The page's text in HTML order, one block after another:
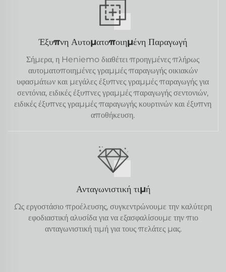
Έξυπνη Αυτοματοποιημένη Παραγωγή
Σήμερα, η Heniemo διαθέτει προηγμένες πλήρως
αυτοματοποιημένες γραμμές παραγωγής οικιακών
υφασμάτων και μεγάλες έξυπνες γραμμές παραγωγής για
σεντόνια, ειδικές έξυπνες γραμμές παραγωγής σεντονιών,
ειδικές έξυπνες γραμμές παραγωγής κουρτινών και έξυπνη
αποθήκευση.
Ανταγωνιστική τιμή
Ως εργοστάσιο προέλευσης, συγκεντρώνουμε την καλύτερη
εφοδιαστική αλυσίδα για να εξασφαλίσουμε την πιο
ανταγωνιστική τιμή για τους πελάτες μας.